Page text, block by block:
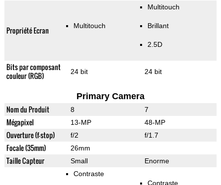
Propriété Ecran Multitouch
Multitouch
Brillant
2.5D
Bits par composant
couleur (RGB)
24 bit 24 bit
Primary Camera
Nom du Produit 8 7
Mégapixel 13-MP 48-MP
Ouverture (f-stop) f/2 f/1.7
Focale (35mm) 26mm
Taille Capteur Small Enorme
Contraste
Contraste